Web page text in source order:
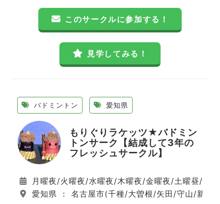
このサークルに参加する！
見学してみる！
バドミントン 愛知県
もりぐりラケッツ★バドミン
トンサーク【結成して3年の
フレッシュサークル】
月曜夜/火曜夜/水曜夜/木曜夜/金曜夜/土曜昼/日
愛知県 ： 名古屋市(千種/大曽根/矢田/守山/新守